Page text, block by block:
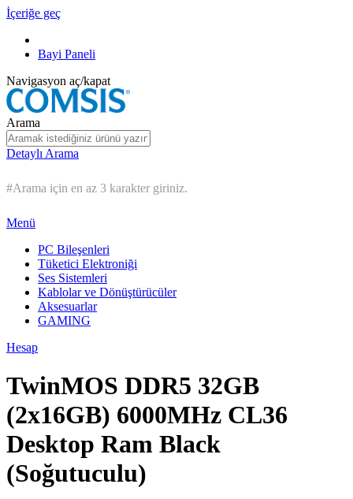
İçeriğe geç
Bayi Paneli
Navigasyon aç/kapat
Arama
Detaylı Arama
#Arama için en az 3 karakter giriniz.
Menü
PC Bileşenleri
Tüketici Elektroniği
Ses Sistemleri
Kablolar ve Dönüştürücüler
Aksesuarlar
GAMING
Hesap
TwinMOS DDR5 32GB
(2x16GB) 6000MHz CL36
Desktop Ram Black
(Soğutuculu)